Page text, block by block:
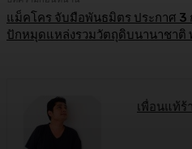
แม็คโคร จับมือพันธมิตร ประกาศ 3
ปักหมุดแหล่งรวมวัตถุดิบนานาชาติ
เพื่อนแท้ร้